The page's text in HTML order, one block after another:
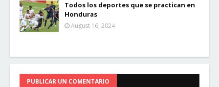
Todos los deportes que se practican en
Honduras
August 16, 2024
PUBLICAR UN COMENTARIO